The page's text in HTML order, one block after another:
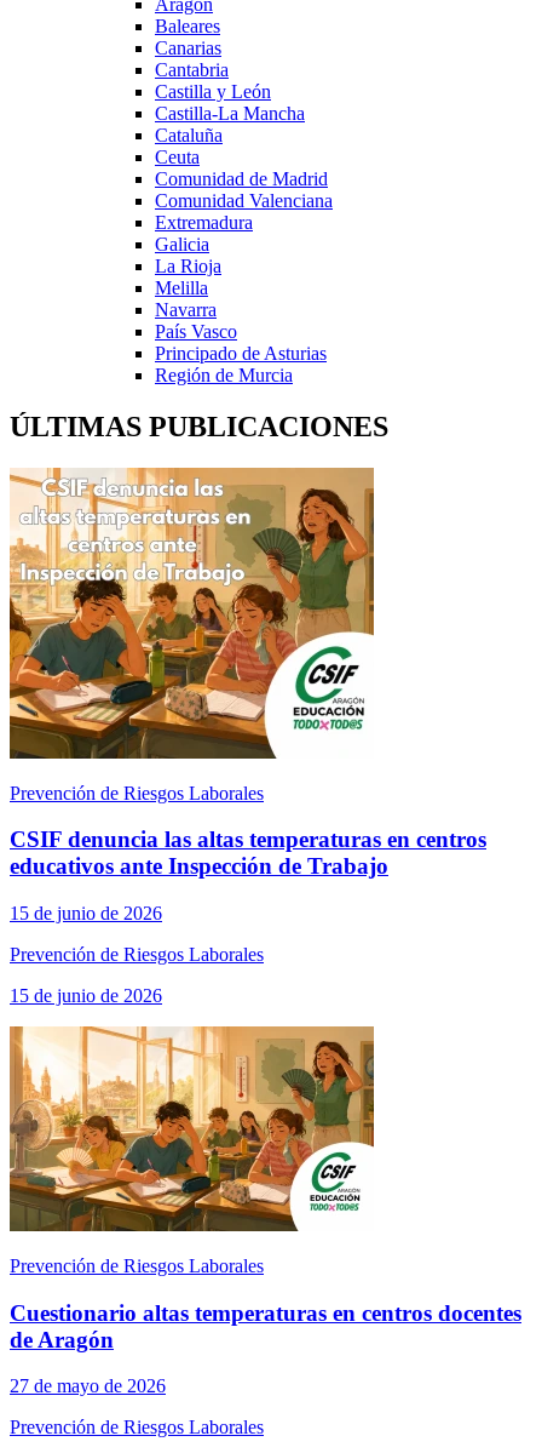
Baleares
Canarias
Cantabria
Castilla y León
Castilla-La Mancha
Cataluña
Ceuta
Comunidad de Madrid
Comunidad Valenciana
Extremadura
Galicia
La Rioja
Melilla
Navarra
País Vasco
Principado de Asturias
Región de Murcia
ÚLTIMAS PUBLICACIONES
Prevención de Riesgos Laborales
CSIF denuncia las altas temperaturas en centros
educativos ante Inspección de Trabajo
15 de junio de 2026
Prevención de Riesgos Laborales
15 de junio de 2026
Prevención de Riesgos Laborales
Cuestionario altas temperaturas en centros docentes
de Aragón
27 de mayo de 2026
Prevención de Riesgos Laborales